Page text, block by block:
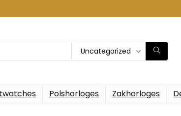
Uncategorized
Polshorloges Zakhorloges